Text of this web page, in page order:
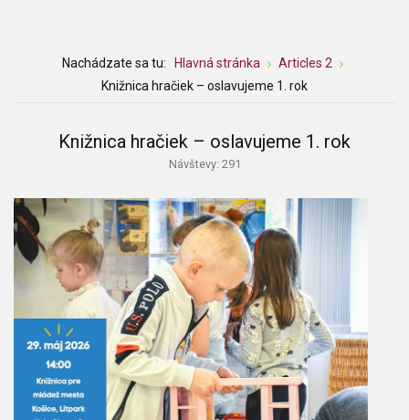
Nachádzate sa tu: Hlavná stránka
Articles 2
Knižnica hračiek – oslavujeme 1. rok
Knižnica hračiek – oslavujeme 1. rok
Návštevy: 291